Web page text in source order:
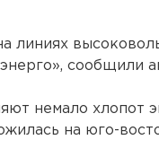
линиях
сообщили
немало хлопот
на юго-